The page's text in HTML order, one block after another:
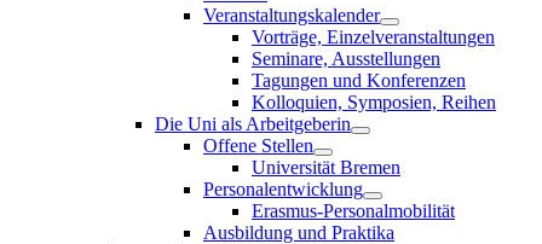
Veranstaltungskalender
Vorträge, Einzelveranstaltungen
Seminare, Ausstellungen
Tagungen und Konferenzen
Kolloquien, Symposien, Reihen
Die Uni als Arbeitgeberin
Offene Stellen
Universität Bremen
Personalentwicklung
Erasmus-Personalmobilität
Ausbildung und Praktika